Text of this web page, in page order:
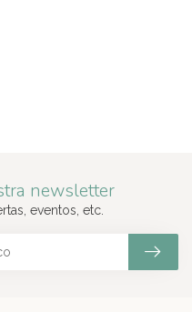
newsletter
eventos, etc.